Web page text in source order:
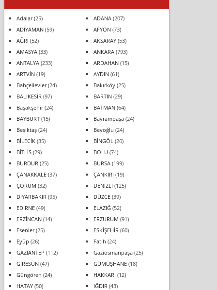
Adalar(25) ADANA(207)
ADIYAMAN(59) AFYON(73)
AĞRI (52) AKSARAY(53)
AMASYA(33) ANKARA(793)
ANTALYA(233) ARDAHAN(15)
ARTVİN(19) AYDIN(61)
Bahçelievler(24) Bakırköy(25)
BALIKESİR (97) BARTIN(29)
Başakşehir(24) BATMAN(64)
BAYBURT(15) Bayrampaşa(24)
Beşiktaş(24) Beyoğlu (24)
BİLECİK(35) BİNGÖL (26)
BİTLİS(29) BOLU (74)
BURDUR (25) BURSA(199)
ÇANAKKALE(37) ÇANKIRI (19)
ÇORUM (32) DENİZLİ (125)
DİYARBAKIR (95) DÜZCE(39)
EDİRNE(49) ELAZIĞ(52)
ERZİNCAN(14) ERZURUM (91)
Esenler(25) ESKİŞEHİR (60)
Eyüp (26) Fatih (24)
GAZİANTEP (112) Gaziosmanpaşa(25)
GİRESUN(47) GÜMÜŞHANE(18)
Güngören (24) HAKKARİ (12)
HATAY(50) IĞDIR (43)